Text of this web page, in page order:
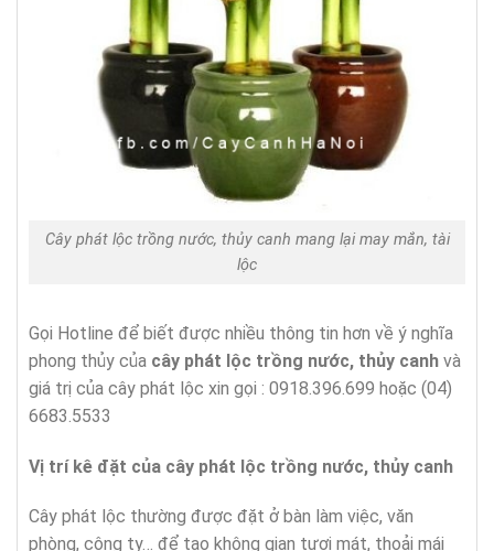
Cây phát lộc trồng nước, thủy canh mang lại may mắn, tài
lộc
Gọi Hotline để biết được nhiều thông tin hơn về ý nghĩa
phong thủy của cây phát lộc trồng nước, thủy canh và
giá trị của cây phát lộc xin gọi : 0918.396.699 hoặc (04)
6683.5533
Vị trí kê đặt của cây phát lộc trồng nước, thủy canh
Cây phát lộc thường được đặt ở bàn làm việc, văn
phòng, công ty… để tạo không gian tươi mát, thoải mái